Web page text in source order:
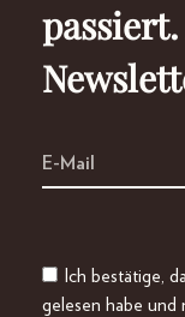
Ich bestätige,
gelesen habe und